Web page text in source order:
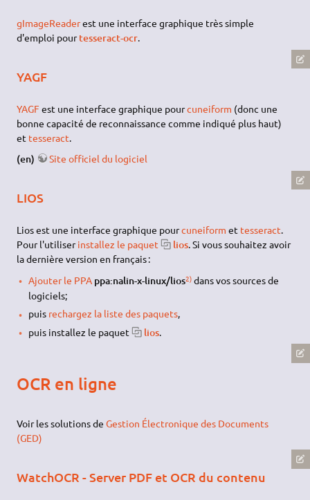
gImageReaderest une interface graphique très simple
d'emploi pourtesseract-ocr.
YAGF
YAGF est une interface graphique pourcuneiform (donc une
bonne capacité de reconnaissance comme indiqué plus haut)
et tesseract.
(en) Site officiel du logiciel
LIOS
Lios est une interface graphique pourcuneiform et tesseract.
Pour l'utiliserinstallez le paquet lios. Si vous souhaitez avoir
la dernière version en français :
Ajouter le PPA ppa:nalin-x-linux/lios2)dans vos sources de
logiciels;
puis rechargez la liste des paquets,
puis installez le paquet
lios.
OCR en ligne
Voir les solutions deGestion Électronique des Documents
(GED)
WatchOCR - Server PDF et OCR du contenu